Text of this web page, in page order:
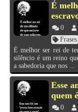
É
0
Frases
É melhor ser rei de
silêncio é um reino
a sabedoria que nos ...
Esse
quem
0